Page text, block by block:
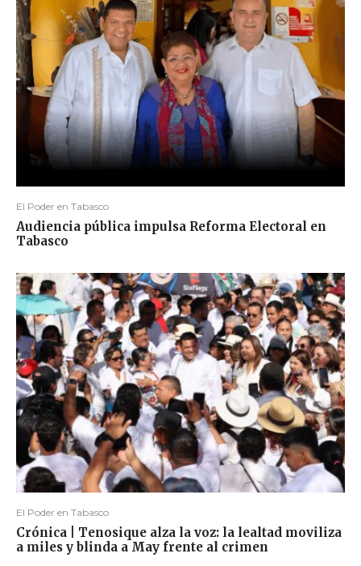
El Poder en Tabasco
Audiencia pública impulsa Reforma Electoral en
Tabasco
El Poder en Tabasco
Crónica | Tenosique alza la voz: la lealtad moviliza
a miles y blinda a May frente al crimen